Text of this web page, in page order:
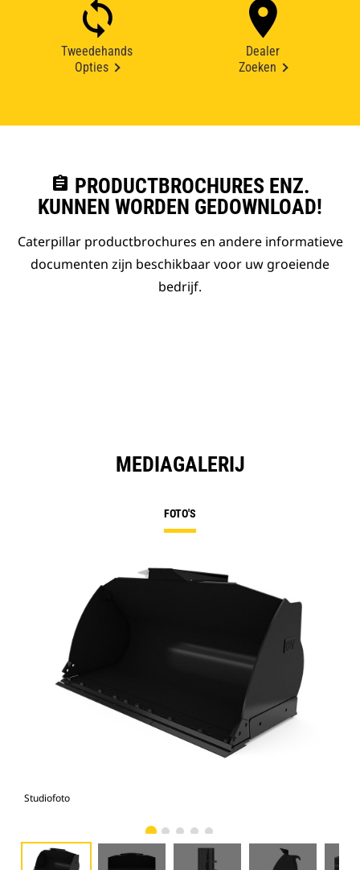
Tweedehands
Opties
Dealer
Zoeken
assignment PRODUCTBROCHURES ENZ.
KUNNEN WORDEN GEDOWNLOAD!
Caterpillar productbrochures en andere informatieve
documenten zijn beschikbaar voor uw groeiende
bedrijf.
MEDIAGALERIJ
FOTO'S
Studiofoto